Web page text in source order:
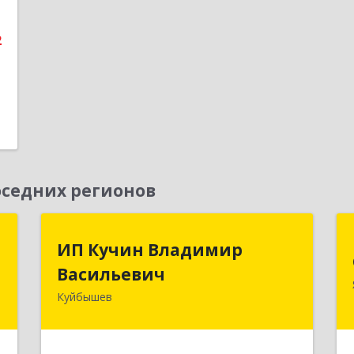
регионов
ИП Кучин Владимир
Васильевич
Куйбышев
Васильевич